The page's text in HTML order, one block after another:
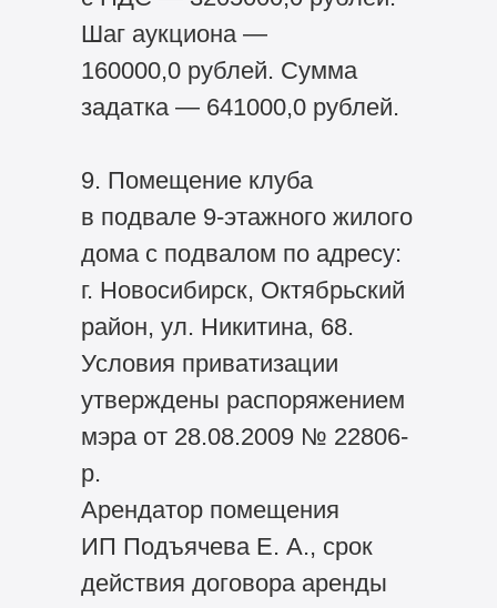
Шаг аукциона —
160000,0 рублей. Сумма
задатка — 641000,0 рублей.
9. Помещение клуба
в подвале 9-этажного жилого
дома с подвалом по адресу:
г. Новосибирск, Октябрьский
район, ул. Никитина, 68.
Условия приватизации
утверждены распоряжением
мэра от 28.08.2009 № 22806-
р.
Арендатор помещения
ИП Подъячева Е. А., срок
действия договора аренды